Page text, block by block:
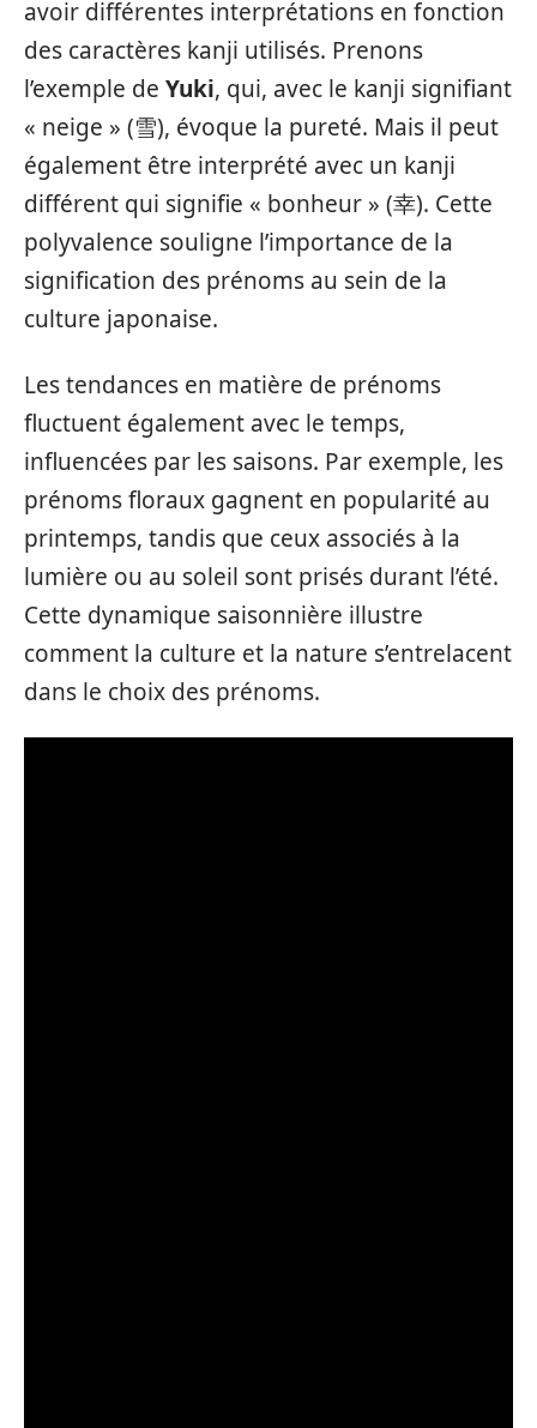
avoir différentes interprétations en fonction
des caractères kanji utilisés. Prenons
l’exemple de Yuki, qui, avec le kanji signifiant
« neige » (雪), évoque la pureté. Mais il peut
également être interprété avec un kanji
différent qui signifie « bonheur » (幸). Cette
polyvalence souligne l’importance de la
signification des prénoms au sein de la
culture japonaise.
Les tendances en matière de prénoms
fluctuent également avec le temps,
influencées par les saisons. Par exemple, les
prénoms floraux gagnent en popularité au
printemps, tandis que ceux associés à la
lumière ou au soleil sont prisés durant l’été.
Cette dynamique saisonnière illustre
comment la culture et la nature s’entrelacent
dans le choix des prénoms.